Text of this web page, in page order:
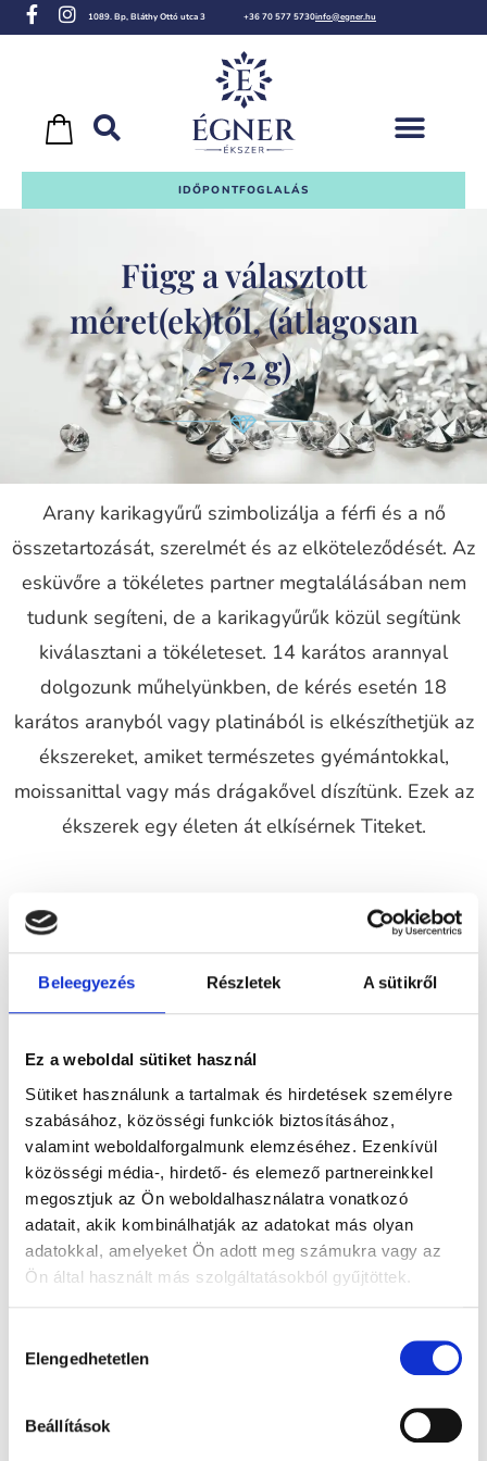
Beleegyezés Részletek A sütikről
Ez a weboldal sütiket használ
Sütiket használunk a tartalmak és hirdetések személyre
szabásához, közösségi funkciók biztosításához,
valamint weboldalforgalmunk elemzéséhez. Ezenkívül
közösségi média-, hirdető- és elemező partnereinkkel
megosztjuk az Ön weboldalhasználatra vonatkozó
adatait, akik kombinálhatják az adatokat más olyan
adatokkal, amelyeket Ön adott meg számukra vagy az
Ön által használt más szolgáltatásokból gyűjtöttek.
kiválasztása
Elengedhetetlen
Beállítások
1089. Bp, Bláthy Ottó utca 3 +36 70 577 5730info@egner.hu
IDŐPONTFOGLALÁS
Függ a választott
méret(ek)től, (átlagosan
~7,2 g)
Arany karikagyűrű szimbolizálja a férfi és a nő
összetartozását, szerelmét és az elköteleződését. Az
esküvőre a tökéletes partner megtalálásában nem
tudunk segíteni, de a karikagyűrűk közül segítünk
kiválasztani a tökéleteset. 14 karátos arannyal
dolgozunk műhelyünkben, de kérés esetén 18
karátos aranyból vagy platinából is elkészíthetjük az
ékszereket, amiket természetes gyémántokkal,
moissanittal vagy más drágakővel díszítünk. Ezek az
ékszerek egy életen át elkísérnek Titeket.
Nem található termék
Az esküvőn a karikagyűrű szimbolizálja az
egymás iránt. Több mint 1000 karikagyűrű közül
terveztetheted meg elképzeléseidet. Választhattok